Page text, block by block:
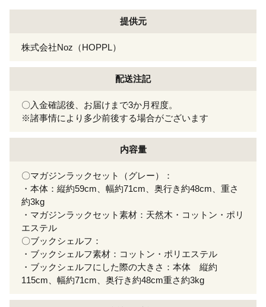
提供元
株式会社Noz（HOPPL）
配送注記
〇入金確認後、お届けまで3か月程度。
※諸事情により多少前後する場合がございます
内容量
〇マガジンラックセット（グレー）：
・本体：縦約59cm、幅約71cm、奥行き約48cm、重さ
約3kg
・マガジンラックセット素材：天然木・コットン・ポリ
エステル
〇ブックシェルフ：
・ブックシェルフ素材：コットン・ポリエステル
・ブックシェルフにした際の大きさ：本体 縦約
115cm、幅約71cm、奥行き約48cm重さ約3kg